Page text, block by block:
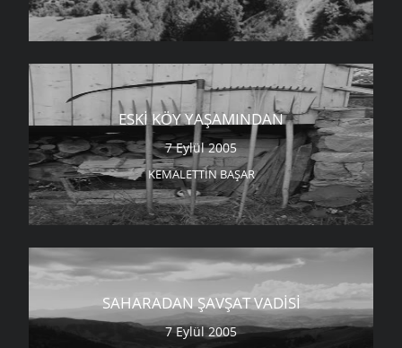
ESKI KÖY YAŞAMINDAN
7 Eylül 2005
KEMALETTIN BAŞAR
SAHARADAN ŞAVŞAT VADISI
7 Eylül 2005